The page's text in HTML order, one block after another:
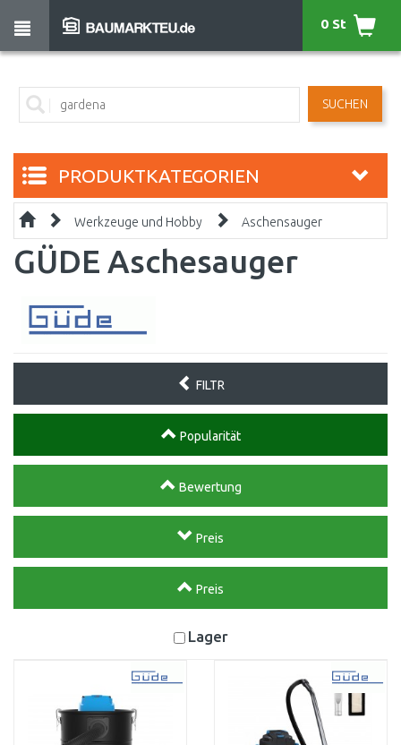
SUCHEN
0 St
PRODUKTKATEGORIEN
Werkzeuge und Hobby Aschensauger
GÜDE Aschesauger
FILTR
Popularität
Bewertung
Preis
Preis
Lager